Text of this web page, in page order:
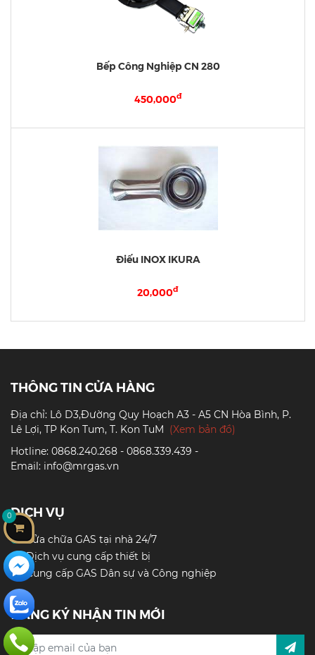
Bếp Công Nghiệp CN 280
450,000đ
Điếu INOX IKURA
20,000đ
THÔNG TIN CỬA HÀNG
Địa chỉ: Lô D3,Đường Quy Hoạch A3 - A5 CN Hòa Bình, P.
Lê Lợi, TP Kon Tum, T. Kon TuM (Xem bản đồ)
Hotline: 0868.240.268 - 0868.339.439 -
Email: info@mrgas.vn
DỊCH VỤ
Sửa chữa GAS tại nhà 24/7
Dịch vụ cung cấp thiết bị
Cung cấp GAS Dân sự và Công nghiệp
ĐĂNG KÝ NHẬN TIN MỚI
0